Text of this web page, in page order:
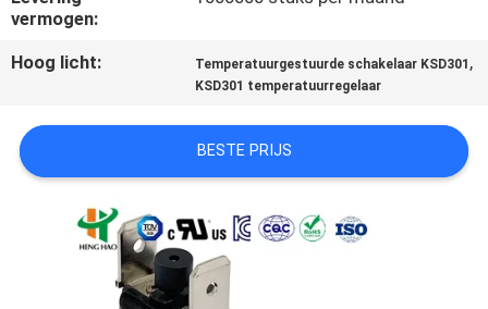
ALLE
GEVALLEN
SITEMAP
PRIVACY
POLICY
vermogen:
Hoog licht: Temperatuurgestuurde schakelaar KSD301 ,
KSD301 temperatuurregelaar
BESTE PRIJS